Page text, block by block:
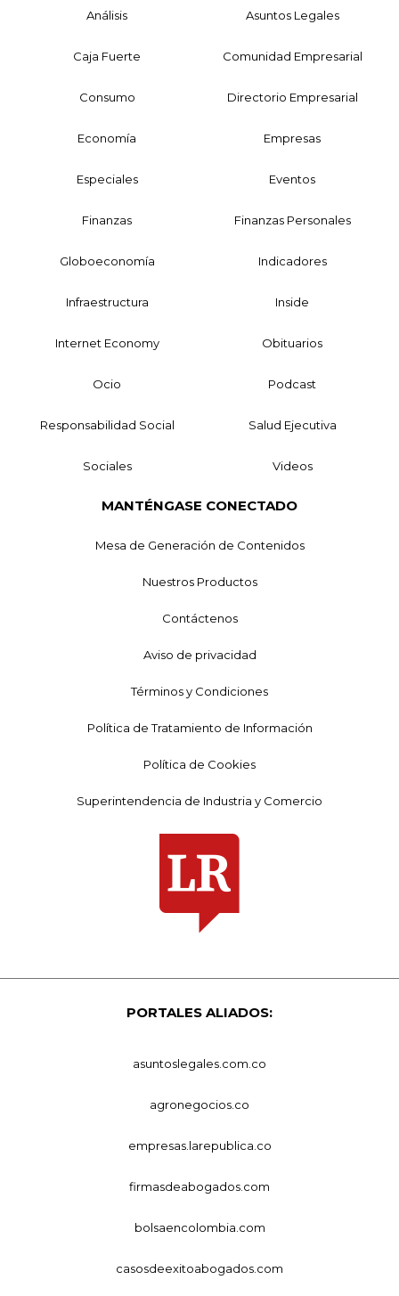
Análisis Asuntos Legales
Caja Fuerte Comunidad Empresarial
Consumo Directorio Empresarial
Economía Empresas
Especiales Eventos
Finanzas Finanzas Personales
Globoeconomía Indicadores
Infraestructura Inside
Internet Economy Obituarios
Ocio Podcast
Responsabilidad Social Salud Ejecutiva
Sociales Videos
MANTÉNGASE CONECTADO
Mesa de Generación de Contenidos
Nuestros Productos
Contáctenos
Aviso de privacidad
Términos y Condiciones
Política de Tratamiento de Información
Política de Cookies
Superintendencia de Industria y Comercio
PORTALES ALIADOS:
asuntoslegales.com.co
agronegocios.co
empresas.larepublica.co
firmasdeabogados.com
bolsaencolombia.com
casosdeexitoabogados.com